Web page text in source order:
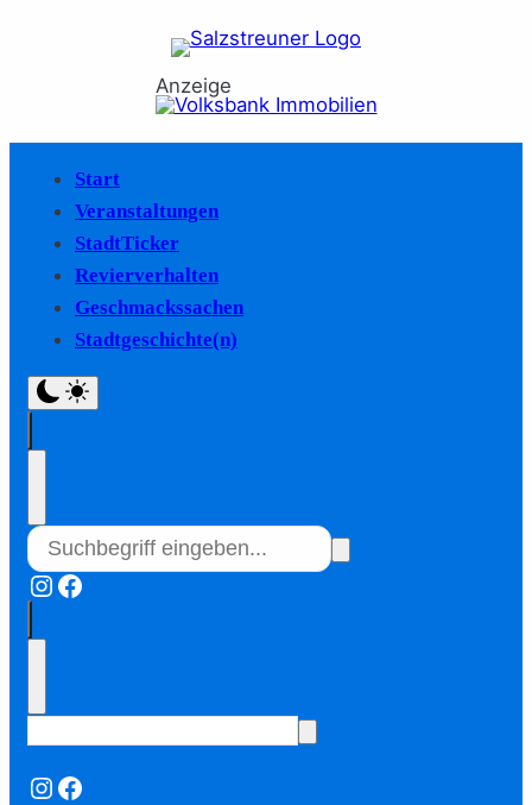
Anzeige
Start
Veranstaltungen
StadtTicker
Revierverhalten
Geschmackssachen
Stadtgeschichte(n)
Instagram
Facebook
Instagram
Facebook